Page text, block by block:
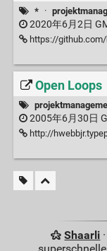
* ·
2020年6月2日
https://github.com/blogs-
Open Loops
2005年6月30日
http://
Shaarli